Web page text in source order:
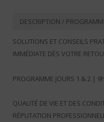
DESCRIPTION /
SOLUTIONS ET CONSEILS
IMMÉDIATE DÈS VOTRE
PROGRAMME JOURS 1 & 2 |
QUALITÉ DE VIE ET DES
RÉPUTATION